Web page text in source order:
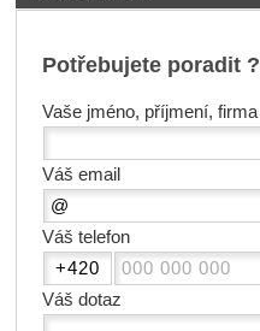
Potřebujete poradit ?
Vaše jméno, příjmení, firma
Váš email
Váš telefon
Váš dotaz